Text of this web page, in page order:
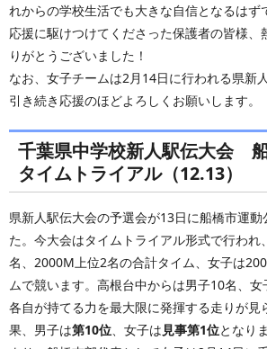
れからの学校生活でも大きな自信となるはず
応援に駆けつけてくださった保護者の皆様、
りがとうございました！
なお、女子チームは2月14日に行われる県新
引き続き応援のほどよろしくお願いします。
千葉県中学校新人駅伝大会
タイムトライアル（12.13）
県新人駅伝大会の予選会が13日に船橋市運動
た。今大会はタイムトライアル形式で行わ
名、2000M上位2名の合計タイム、女子は
ムで競います。高根台中からは男子10名、女
各自が持てる力を最大限に発揮する走りが見
果、男子は第10位、女子は見事第1位となり